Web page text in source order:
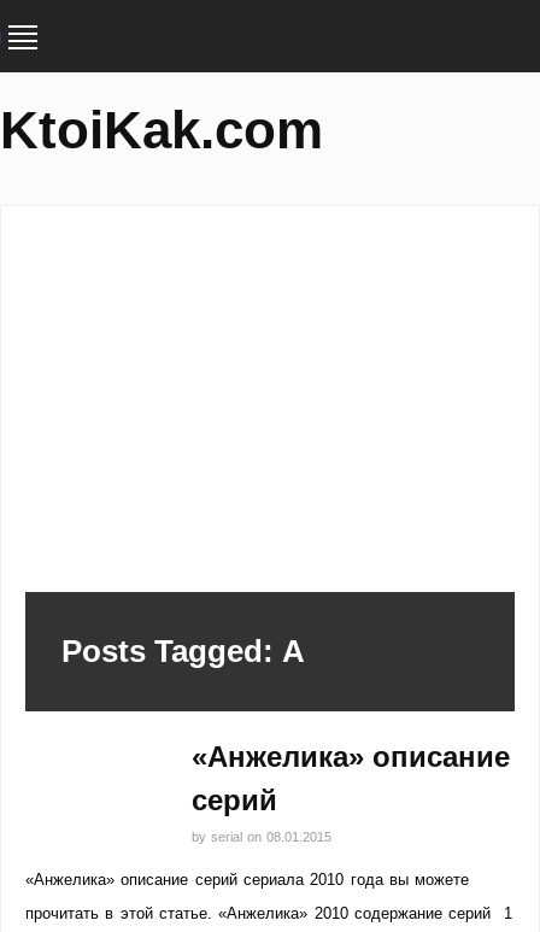
KtoiKak.com
Posts Tagged: А
«Анжелика» описание
серий
by serial on 08.01.2015
«Анжелика» описание серий сериала 2010 года вы можете
прочитать в этой статье. «Анжелика» 2010 содержание серий 1